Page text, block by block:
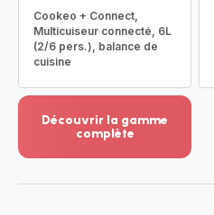
Cookeo + Connect,
Multicuiseur connecté, 6L
(2/6 pers.), balance de
cuisine
Découvrir la gamme
complète
-